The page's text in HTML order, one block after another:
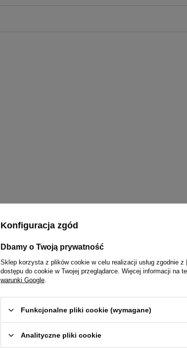
Konfiguracja zgód
Dbamy o Twoją prywatność
Sklep korzysta z plików cookie w celu realizacji usług zgodnie z
dostępu do cookie w Twojej przeglądarce. Więcej informacji na
warunki Google
Funkcjonalne pliki cookie (wymagane)
Analityczne pliki cookie